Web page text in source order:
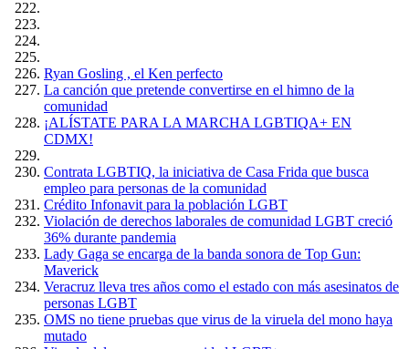
Ryan Gosling , el Ken perfecto
La canción que pretende convertirse en el himno de la
comunidad
¡ALÍSTATE PARA LA MARCHA LGBTIQA+ EN
CDMX!
Contrata LGBTIQ, la iniciativa de Casa Frida que busca
empleo para personas de la comunidad
Crédito Infonavit para la población LGBT
Violación de derechos laborales de comunidad LGBT creció
36% durante pandemia
Lady Gaga se encarga de la banda sonora de Top Gun:
Maverick
Veracruz lleva tres años como el estado con más asesinatos de
personas LGBT
OMS no tiene pruebas que virus de la viruela del mono haya
mutado